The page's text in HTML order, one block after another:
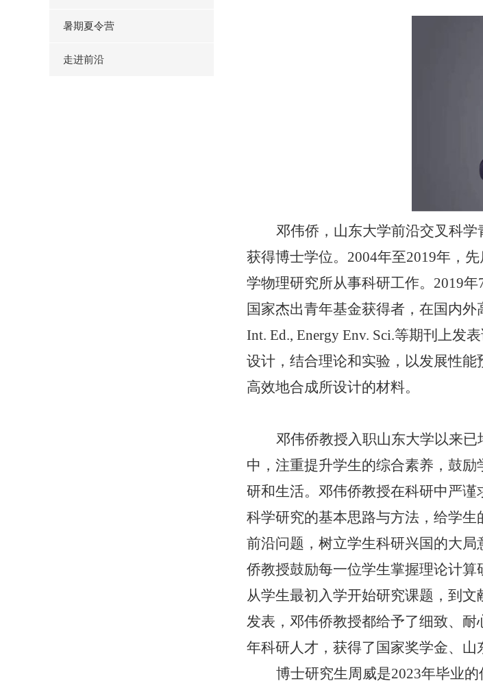
暑期夏令营
走进前沿
邓伟侨，山东大学前沿交叉科学
获得博士学位。2004年至2019年，
学物理研究所从事科研工作。2019
国家杰出青年基金获得者，在国内外
Int. Ed., Energy Env. Sci.等期刊上发
设计，结合理论和实验，以发展性
高效地合成所设计的材料。
邓伟侨教授入职山东大学以来已
中，注重提升学生的综合素养，鼓
研和生活。邓伟侨教授在科研中严
科学研究的基本思路与方法，给学
前沿问题，树立学生科研兴国的大
侨教授鼓励每一位学生掌握理论计算
从学生最初入学开始研究课题，到
发表，邓伟侨教授都给予了细致、
年科研人才，获得了国家奖学金、山
博士研究生周威是2023年毕业